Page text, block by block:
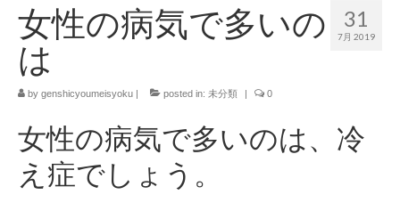
31
7月 2019
女性の病気で多いの
は
by genshicyoumeisyoku | posted in: 未分類 | 0
女性の病気で多いのは、冷
え症でしょう。